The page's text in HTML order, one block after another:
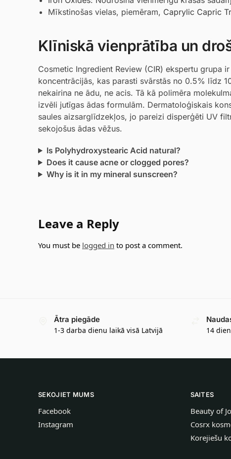
Mīkstinošas vielas, piemēram, Caprylic Capric
Klīniskā vienprātība un
Cosmetic Ingredient Review (CIR) ekspertu grupa
koncentrācijās, kas parasti svārstās no 0.5% līdz
nekairina ne ādu, ne acis. Tā kā polimēra
izvēli jutīgas ādas formulām. Dermatoloģiskais
saules aizsarglīdzekļos, jo pareizi disperģēti UV
sekojošus ādas vēžus.
Is Polyhydroxystearic Acid natural?
Does it cause acne or clogged pores?
Why is it in my mineral sunscreen?
Leave a Reply
You must be logged in to post a comment.
Ātra piegāde
1-3 darba dienu laikā visā Latvijā
14
SEKOJIET MUMS
Facebook
Instagram
SAITES
Beauty of
Cosrx
Korejiešu